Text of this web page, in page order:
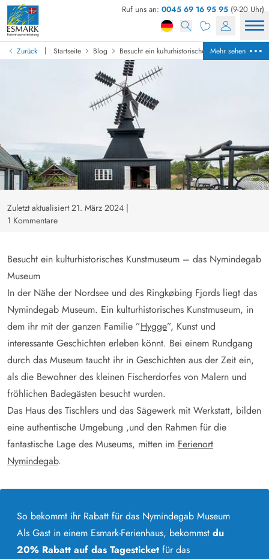
Ruf uns an: 0045 69 16 95 95 (9-20 Uhr)
Zurück | Startseite Blog Besucht ein kulturhistorisches Kunstmuseum –
Mehr sehen
Zuletzt aktualisiert 21. März 2024 |
1 Kommentare
Besucht ein kulturhistorisches Kunstmuseum – das Nymindegab
Museum
In der Nähe der Nordsee und des Ringkøbing Fjords liegt das
Nymindegab Museum. Ein kulturhistorisches Kunstmuseum, in
dem ihr mit der ganzen Familie ”Hygge”, Kunst und
interessante Geschichten erleben könnt. Bei einem Rundgang
durch das Museum taucht ihr in Geschichten aus der Zeit ein,
als die Bewohner des kleinen Fischerdorfes von Malern und
fröhlichen Badegästen besucht wurden.
Das Haus des Tischlers und das Sägewerk mit Werkstatt, bilden
eine authentische Umgebung ,und den Rahmen für die
fantastische Lage des Museums, mitten im Ferienort
Nymindegab.
So bekommt ihr Rabatt für das Nymindegab Museum
Als Gast in einem Esmark-Ferienhaus, bekommst du
20% Rabatt auf das Tagesticket für das